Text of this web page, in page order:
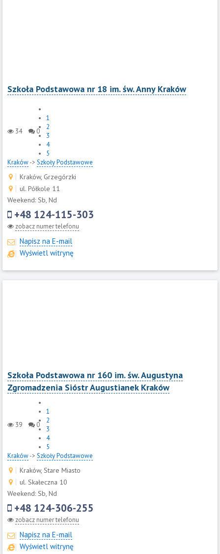
Szkoła Podstawowa nr 18 im. św. Anny Kraków
34 0
1
2
3
4
5
Kraków-> Szkoły Podstawowe
Kraków, Grzegórzki
ul. Półkole 11
Weekend: Sb, Nd
+48 124-115-303
zobacz numer telefonu
Napisz na E-mail
Wyświetl witrynę
Szkoła Podstawowa nr 160 im. św. Augustyna
Zgromadzenia Sióstr Augustianek Kraków
39 0
1
2
3
4
5
Kraków-> Szkoły Podstawowe
Kraków, Stare Miasto
ul. Skałeczna 10
Weekend: Sb, Nd
+48 124-306-255
zobacz numer telefonu
Napisz na E-mail
Wyświetl witrynę